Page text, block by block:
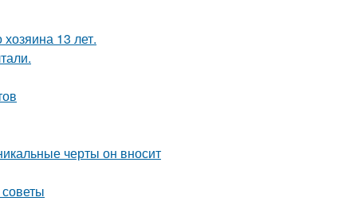
13 лет.
черты он вносит